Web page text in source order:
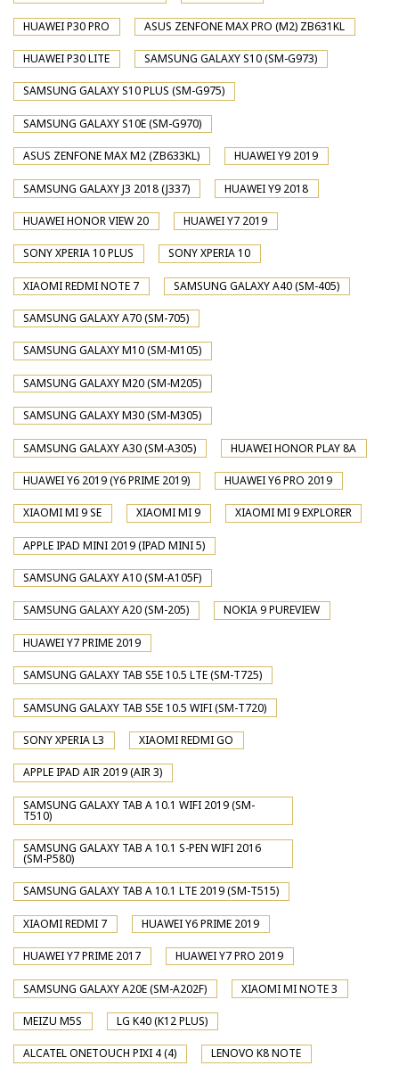
HUAWEI P30 PRO ASUS ZENFONE MAX PRO (M2) ZB631KL
HUAWEI P30 LITE SAMSUNG GALAXY S10 (SM-G973)
SAMSUNG GALAXY S10 PLUS (SM-G975)
SAMSUNG GALAXY S10E (SM-G970)
ASUS ZENFONE MAX M2 (ZB633KL) HUAWEI Y9 2019
SAMSUNG GALAXY J3 2018 (J337) HUAWEI Y9 2018
HUAWEI HONOR VIEW 20 HUAWEI Y7 2019
SONY XPERIA 10 PLUS SONY XPERIA 10
XIAOMI REDMI NOTE 7 SAMSUNG GALAXY A40 (SM-405)
SAMSUNG GALAXY A70 (SM-705)
SAMSUNG GALAXY M10 (SM-M105)
SAMSUNG GALAXY M20 (SM-M205)
SAMSUNG GALAXY M30 (SM-M305)
SAMSUNG GALAXY A30 (SM-A305) HUAWEI HONOR PLAY 8A
HUAWEI Y6 2019 (Y6 PRIME 2019) HUAWEI Y6 PRO 2019
XIAOMI MI 9 SE XIAOMI MI 9 XIAOMI MI 9 EXPLORER
APPLE IPAD MINI 2019 (IPAD MINI 5)
SAMSUNG GALAXY A10 (SM-A105F)
SAMSUNG GALAXY A20 (SM-205) NOKIA 9 PUREVIEW
HUAWEI Y7 PRIME 2019
SAMSUNG GALAXY TAB S5E 10.5 LTE (SM-T725)
SAMSUNG GALAXY TAB S5E 10.5 WIFI (SM-T720)
SONY XPERIA L3 XIAOMI REDMI GO
APPLE IPAD AIR 2019 (AIR 3)
SAMSUNG GALAXY TAB A 10.1 WIFI 2019 (SM-
T510)
SAMSUNG GALAXY TAB A 10.1 S-PEN WIFI 2016
(SM-P580)
SAMSUNG GALAXY TAB A 10.1 LTE 2019 (SM-T515)
XIAOMI REDMI 7 HUAWEI Y6 PRIME 2019
HUAWEI Y7 PRIME 2017 HUAWEI Y7 PRO 2019
SAMSUNG GALAXY A20E (SM-A202F) XIAOMI MI NOTE 3
MEIZU M5S LG K40 (K12 PLUS)
ALCATEL ONETOUCH PIXI 4 (4) LENOVO K8 NOTE